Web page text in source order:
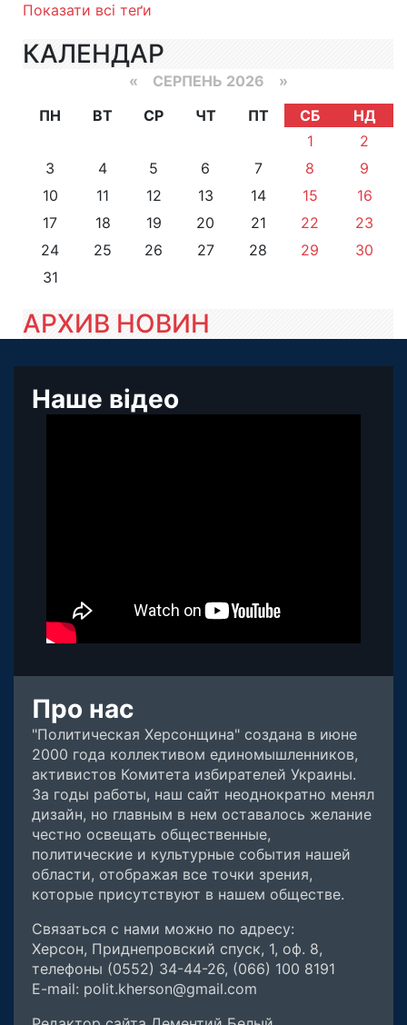
Показати всі теґи
КАЛЕНДАР
« СЕРПЕНЬ 2026 »
ПН
ВТ СР ЧТ ПТ СБ
НД
1
2
3
4 5 6 7 8
9
10
11 12 13 14 15
16
17
18 19 20 21 22
23
24
25 26 27 28 29
30
31
АРХИВ НОВИН
Наше відео
Про нас
"Политическая Херсонщина" создана в июне
2000 года коллективом единомышленников,
активистов Комитета избирателей Украины.
За годы работы, наш сайт неоднократно менял
дизайн, но главным в нем оставалось желание
честно освещать общественные,
политические и культурные события нашей
области, отображая все точки зрения,
которые присутствуют в нашем обществе.
Связаться с нами можно по адресу:
Херсон, Приднепровский спуск, 1, оф. 8,
телефоны (0552) 34-44-26, (066) 100 8191
E-mail: polit.kherson@gmail.com